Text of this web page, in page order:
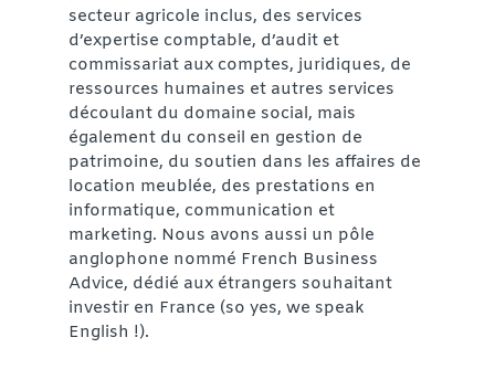
secteur agricole inclus, des services
d’expertise comptable, d’audit et
commissariat aux comptes, juridiques, de
ressources humaines et autres services
découlant du domaine social, mais
également du conseil en gestion de
patrimoine, du soutien dans les affaires de
location meublée, des prestations en
informatique, communication et
marketing. Nous avons aussi un pôle
anglophone nommé French Business
Advice, dédié aux étrangers souhaitant
investir en France (so yes, we speak
English !).